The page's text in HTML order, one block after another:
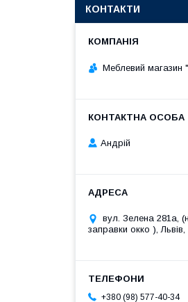
КОНТАКТИ
Меблевий магазин
Андрій
вул. Зелена 281а,
заправки окко ), Львів,
+380 (98) 577-40-34